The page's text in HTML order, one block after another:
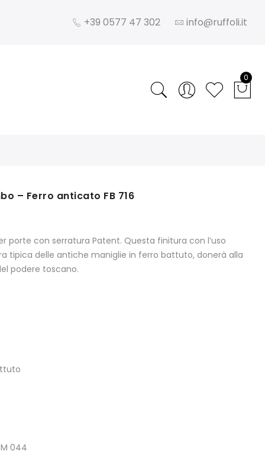
+39 0577 47 302 info@ruffoli.it
0
– Ferro anticato FB 716
porte con serratura Patent. Questa finitura con l’uso
tipica delle antiche maniglie in ferro battuto, donerà alla
podere toscano.
044